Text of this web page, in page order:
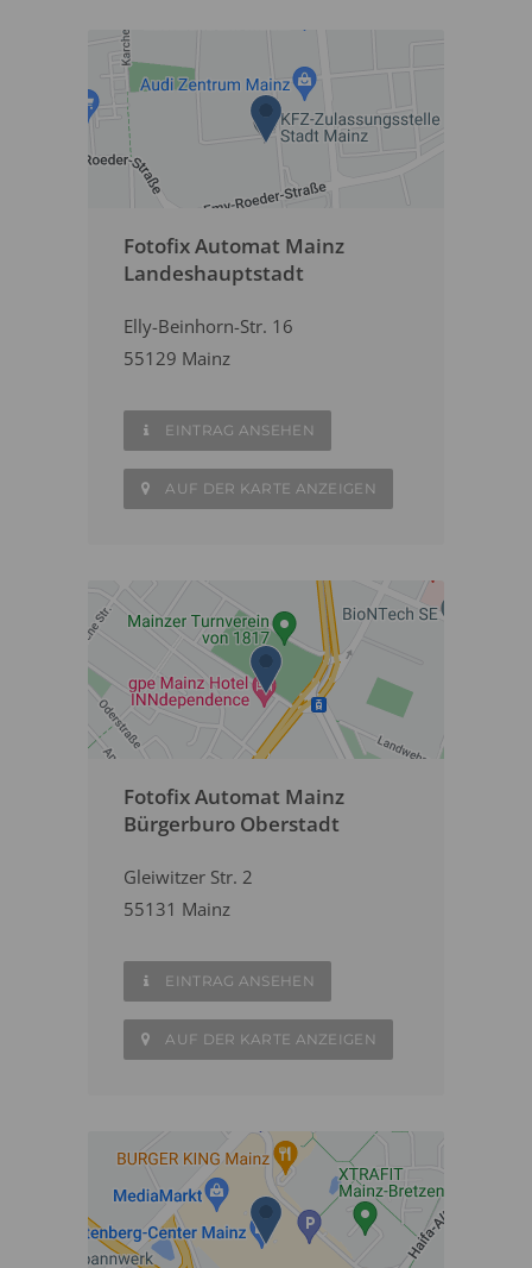
Fotofix Automat Mainz
Landeshauptstadt
Elly-Beinhorn-Str. 16
55129 Mainz
EINTRAG ANSEHEN
AUF DER KARTE ANZEIGEN
Fotofix Automat Mainz
Bürgerburo Oberstadt
Gleiwitzer Str. 2
55131 Mainz
EINTRAG ANSEHEN
AUF DER KARTE ANZEIGEN